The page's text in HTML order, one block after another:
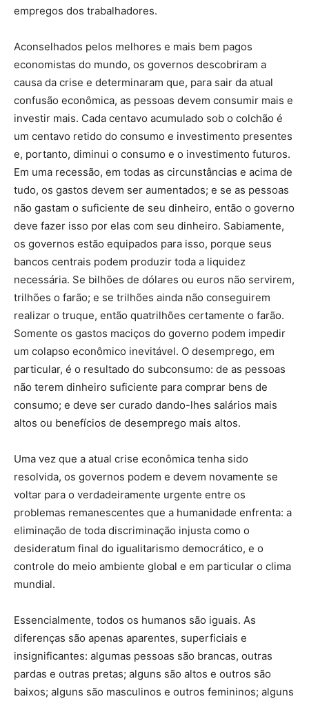
empregos dos trabalhadores.
Aconselhados pelos melhores e mais bem pagos
economistas do mundo, os governos descobriram a
causa da crise e determinaram que, para sair da atual
confusão econômica, as pessoas devem consumir mais e
investir mais. Cada centavo acumulado sob o colchão é
um centavo retido do consumo e investimento presentes
e, portanto, diminui o consumo e o investimento futuros.
Em uma recessão, em todas as circunstâncias e acima de
tudo, os gastos devem ser aumentados; e se as pessoas
não gastam o suficiente de seu dinheiro, então o governo
deve fazer isso por elas com seu dinheiro. Sabiamente,
os governos estão equipados para isso, porque seus
bancos centrais podem produzir toda a liquidez
necessária. Se bilhões de dólares ou euros não servirem,
trilhões o farão; e se trilhões ainda não conseguirem
realizar o truque, então quatrilhões certamente o farão.
Somente os gastos maciços do governo podem impedir
um colapso econômico inevitável. O desemprego, em
particular, é o resultado do subconsumo: de as pessoas
não terem dinheiro suficiente para comprar bens de
consumo; e deve ser curado dando-lhes salários mais
altos ou benefícios de desemprego mais altos.
Uma vez que a atual crise econômica tenha sido
resolvida, os governos podem e devem novamente se
voltar para o verdadeiramente urgente entre os
problemas remanescentes que a humanidade enfrenta: a
eliminação de toda discriminação injusta como o
desideratum final do igualitarismo democrático, e o
controle do meio ambiente global e em particular o clima
mundial.
Essencialmente, todos os humanos são iguais. As
diferenças são apenas aparentes, superficiais e
insignificantes: algumas pessoas são brancas, outras
pardas e outras pretas; alguns são altos e outros são
baixos; alguns são masculinos e outros femininos; alguns